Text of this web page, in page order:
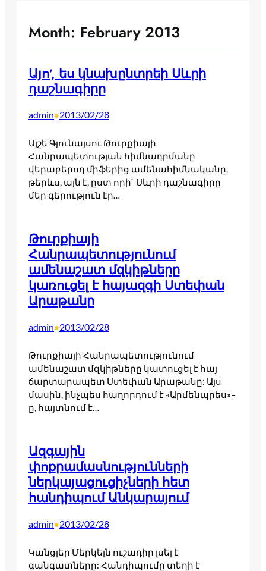
Month: February 2013
Այո’, ես կնախընտրեի Սևրի
դաշնագիրը
admin•2013/02/28
Այշե Գյունայսու Թուրքիայի
Հանրապետության հիմնադրմանը
վերաբերող միֆերից ամենահիմնականը,
թերևս, այն է, ըստ որի` Սևրի դաշնագիրը
մեր գերություն էր…
Թուրքիայի
Հանրապետությունում
ամենաշատ մզկիթները
կառուցել է հայազգի Ստեփան
Արաթանը
admin•2013/02/28
Թուրքիայի Հանրապետությունում
ամենաշատ մզկիթները կատուցել է հայ
ճարտարապետ Ստեփան Արաթանը: Այս
մասին, ինչպես հաղորդում է «Արմենպրես»–
ը, հայտնում է…
Ազգային
փոքրամասնությունների
ներկայացուցիչների հետ
հանդիպում Անկարայում
admin•2013/02/28
Կանցլեր Մերկելն ուշադիր լսել է
գանգատները: Հանդիպումը տեղի է